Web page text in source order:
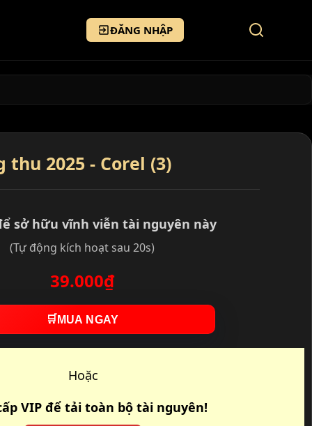
ĐĂNG NHẬP
2025 - Corel (3)
sở hữu vĩnh viễn tài nguyên này
(Tự động kích hoạt sau 20s)
39.000₫
🛒 MUA NGAY
Hoặc
VIP để tải toàn bộ tài nguyên!